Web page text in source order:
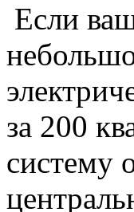
Если
за 200
систему